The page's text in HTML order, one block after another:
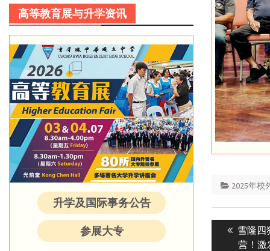
2025年校
Post
post:
雪隆四
营！激
高等教育展与升学资讯
升学及国际事务公告
参展大专